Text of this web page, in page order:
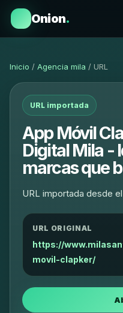
Onion.
Inicio / Agencia mila / URL
URL importada
App Móvil
Digital Mila -
marcas que
URL importada desde
URL ORIGINAL
https://
movil-clapker/